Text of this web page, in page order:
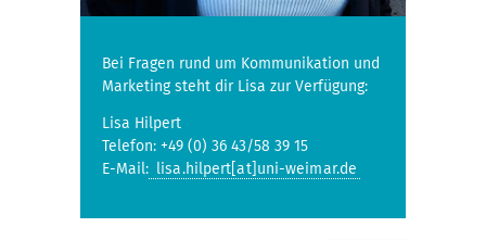
Bei Fragen rund um Kommunikation und
Marketing steht dir Lisa zur Verfügung:
Lisa Hilpert
Telefon: +49 (0) 36 43/58 39 15
E-Mail: lisa.hilpert[at]uni-weimar.de